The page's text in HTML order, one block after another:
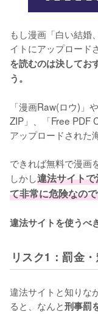
もし漫画「白い結婚
イトにアップロード
を読むのは決してお
う。
「漫画Raw(ロウ)」
ZIP」、「Free PDF
アップロードされた
できれば無料で漫画
しかし違法サイト
て非常に危険なの
違法サイトを使うべ
リスク1：罰金
違法サイトと知りな
ると、なんと刑事罰